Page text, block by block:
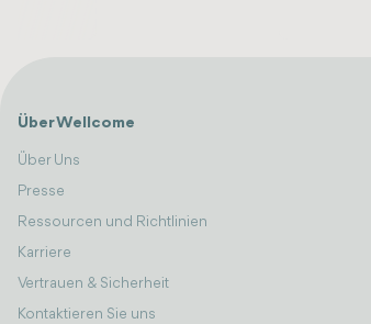
Über Wellcome
Über Uns
Presse
Ressourcen und Richtlinien
Karriere
Vertrauen & Sicherheit
Kontaktieren Sie uns